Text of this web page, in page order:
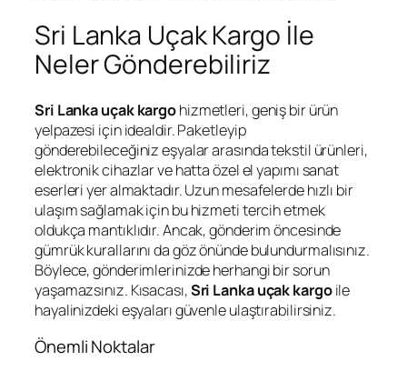
Sri Lanka Uçak Kargo İle
Neler Gönderebiliriz
Sri Lanka uçak kargohizmetleri, geniş bir ürün
yelpazesi için idealdir. Paketleyip
gönderebileceğiniz eşyalar arasında tekstil ürünleri,
elektronik cihazlar ve hatta özel el yapımı sanat
eserleri yer almaktadır. Uzun mesafelerde hızlı bir
ulaşım sağlamak için bu hizmeti tercih etmek
oldukça mantıklıdır. Ancak, gönderim öncesinde
gümrük kurallarını da göz önünde bulundurmalısınız.
Böylece, gönderimlerinizde herhangi bir sorun
yaşamazsınız. Kısacası,Sri Lanka uçak kargoile
hayalinizdeki eşyaları güvenle ulaştırabilirsiniz.
Önemli Noktalar